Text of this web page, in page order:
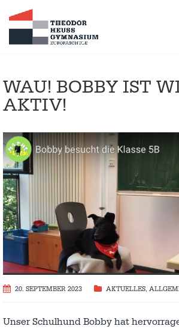
WAU! BOBBY IST
AKTIV!
20. SEPTEMBER 2023 AKTUELLES,
Unser Schulhund Bobby hat